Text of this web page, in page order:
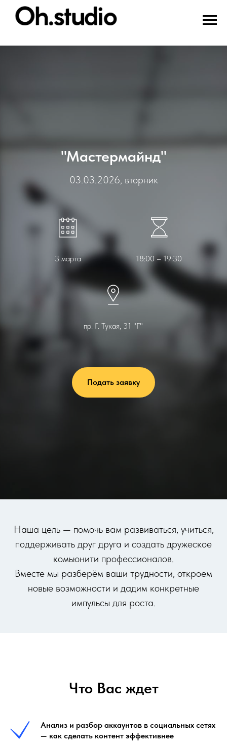
"Мастермайнд"
03.03.2026, вторник
3 марта 18:00 – 19:30
пр. Г. Тукая, 31 "Г"
Подать заявку
Наша цель — помочь вам развиваться, учиться,
поддерживать друг друга и создать дружеское
комьюнити профессионалов.
Вместе мы разберём ваши трудности, откроем
новые возможности и дадим конкретные
импульсы для роста.
Что Вас ждет
Анализ и разбор аккаунтов в социальных сетях
— как сделать контент эффективнее